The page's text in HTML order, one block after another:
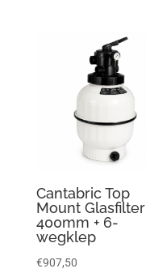
Cantabric Top
Mount Glasfilter
400mm + 6-
wegklep
€907,50